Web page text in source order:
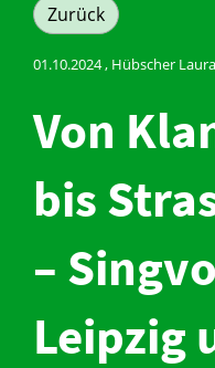
Zurück
01.10.2024, Hübscher Laura
Von
bis
–
Leipzig